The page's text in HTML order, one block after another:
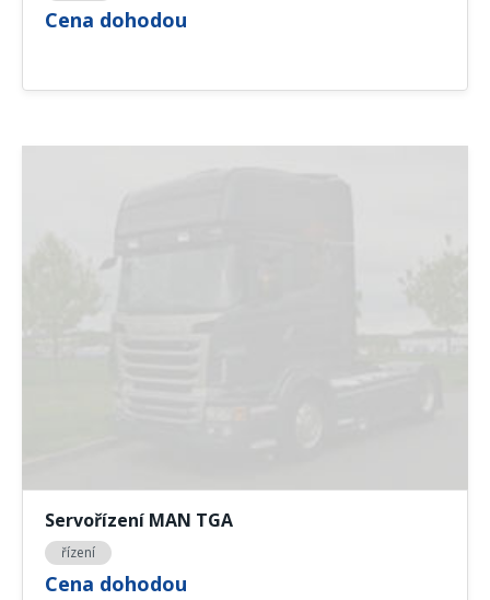
Cena dohodou
Servořízení MAN TGA
řízení
Cena dohodou